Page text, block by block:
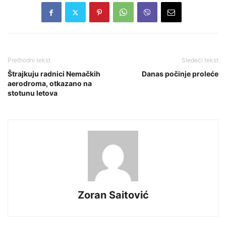
Prethodni tekst
Štrajkuju radnici Nemačkih
aerodroma, otkazano na
stotunu letova
Sledeći tekst
Danas počinje proleće
Zoran Saitović